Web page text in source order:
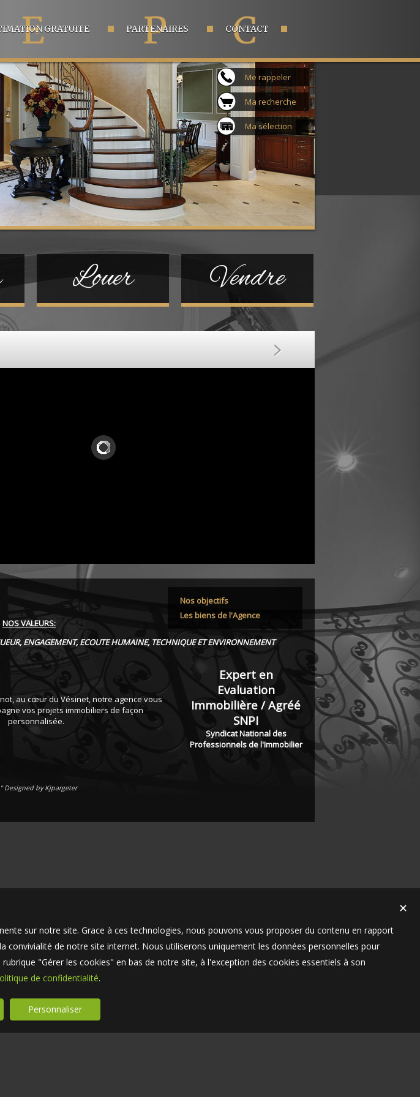
EGRATUITE P
PARTENAIRES C
CONTACT
Me rappeler
Ma recherche
Ma sélection
Louer Vendre
Nos objectifs
Les biens de l'Agence
NOS VALEURS:
ENGAGEMENT,ECOUTE HUMAINE, TECHNIQUE ET ENVIRONNEMENT
au cœur du Vésinet, notre agence vous
vos projets immobiliers de façon
personnalisée.
Designed by Kjpargeter
Expert en
Evaluation
Immobilière / Agréé
SNPI
Syndicat National des
Professionnels de l'Immobilier
✕
sur notre site. Grace à ces technologies, nous pouvons vous proposer du contenu en rapport
de notre site internet. Nous utiliserons uniquement les données personnelles pour
"Gérer les cookies" en bas de notre site, à l'exception des cookies essentiels à son
de confidentialité.
Personnaliser